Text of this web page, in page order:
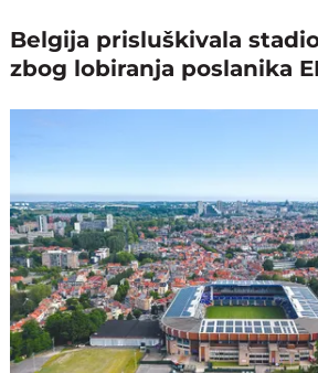
Belgija prisluškivala
zbog lobiranja poslanika